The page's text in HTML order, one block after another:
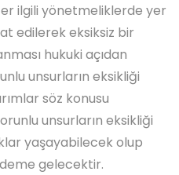
ilgili yönetmeliklerde yer
edilerek eksiksiz bir
hukuki açıdan
unsurların eksikliği
söz konusu
unsurların eksikliği
yaşayabilecek olup
gelecektir.